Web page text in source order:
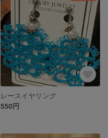
レースイヤリング
550円